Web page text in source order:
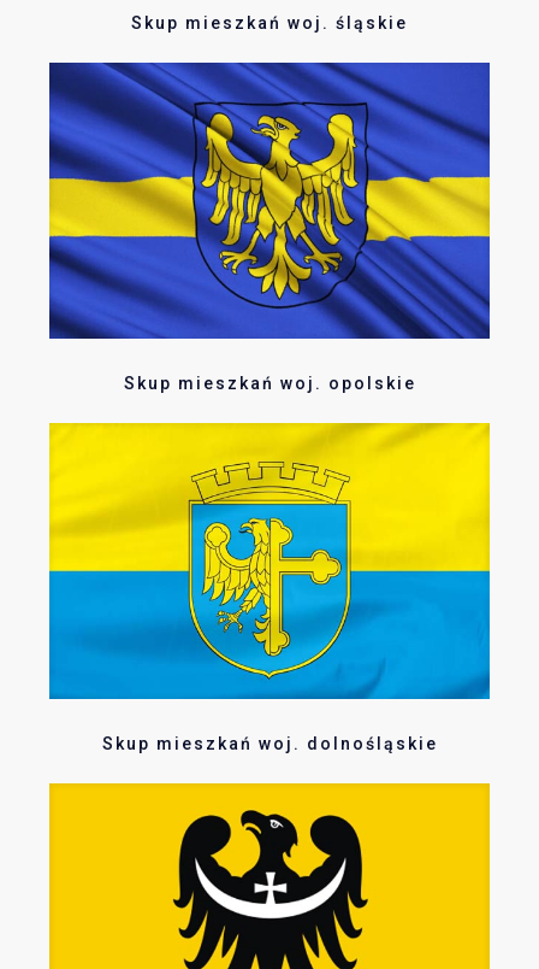
Skup mieszkań woj. śląskie
Skup mieszkań woj. opolskie
Skup mieszkań woj. dolnośląskie